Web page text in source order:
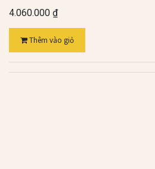
4.060.000 ₫
Thêm vào giỏ